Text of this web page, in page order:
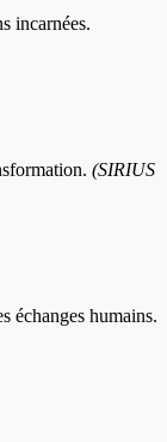
incarnées.
(SIRIUS
échanges humains.